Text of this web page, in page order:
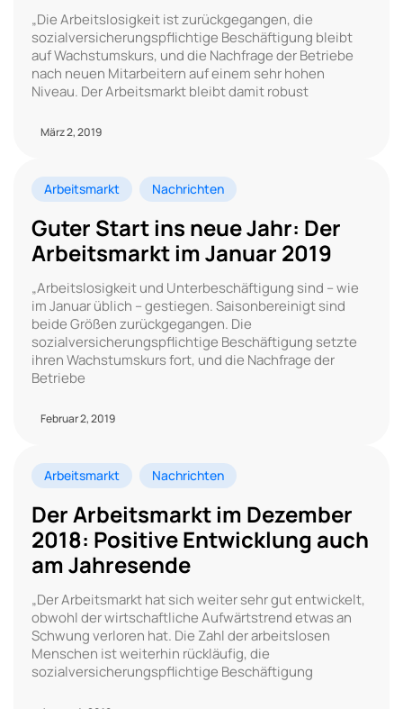
„Die Arbeitslosigkeit ist zurückgegangen, die
sozialversicherungspflichtige Beschäftigung bleibt
auf Wachstumskurs, und die Nachfrage der Betriebe
nach neuen Mitarbeitern auf einem sehr hohen
Niveau. Der Arbeitsmarkt bleibt damit robust
März 2, 2019
Arbeitsmarkt Nachrichten
Guter Start ins neue Jahr: Der
Arbeitsmarkt im Januar 2019
„Arbeitslosigkeit und Unterbeschäftigung sind – wie
im Januar üblich – gestiegen. Saisonbereinigt sind
beide Größen zurückgegangen. Die
sozialversicherungspflichtige Beschäftigung setzte
ihren Wachstumskurs fort, und die Nachfrage der
Betriebe
Februar 2, 2019
Arbeitsmarkt Nachrichten
Der Arbeitsmarkt im Dezember
2018: Positive Entwicklung auch
am Jahresende
„Der Arbeitsmarkt hat sich weiter sehr gut entwickelt,
obwohl der wirtschaftliche Aufwärtstrend etwas an
Schwung verloren hat. Die Zahl der arbeitslosen
Menschen ist weiterhin rückläufig, die
sozialversicherungspflichtige Beschäftigung